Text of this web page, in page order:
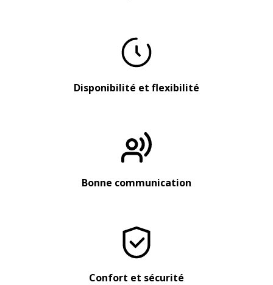
Disponibilité et flexibilité
Bonne communication
Confort et sécurité